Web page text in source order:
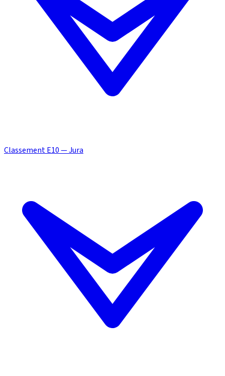
Classement E10 — Jura